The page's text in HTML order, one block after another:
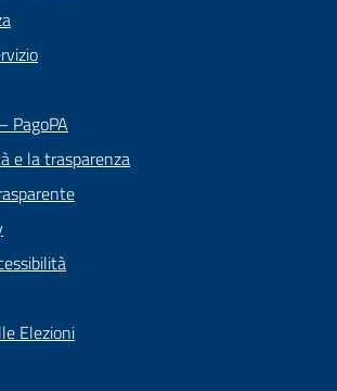
PagoPA
e la trasparenza
Elezioni